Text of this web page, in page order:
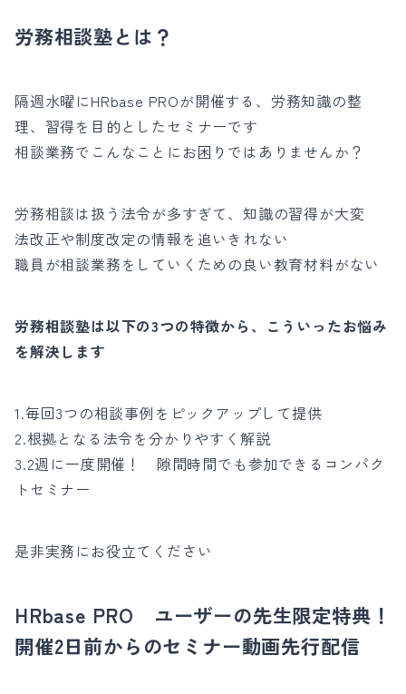
労務相談塾とは？
隔週水曜にHRbase PROが開催する、労務知識の整
理、習得を目的としたセミナーです
相談業務でこんなことにお困りではありませんか？
労務相談は扱う法令が多すぎて、知識の習得が大変
法改正や制度改定の情報を追いきれない
職員が相談業務をしていくための良い教育材料がない
労務相談塾は以下の3つの特徴から、こういったお悩み
を解決します
1.毎回3つの相談事例をピックアップして提供
2.根拠となる法令を分かりやすく解説
3.2週に一度開催！ 隙間時間でも参加できるコンパク
トセミナー
是非実務にお役立てください
HRbase PRO ユーザーの先生限定特典！
開催2日前からのセミナー動画先行配信